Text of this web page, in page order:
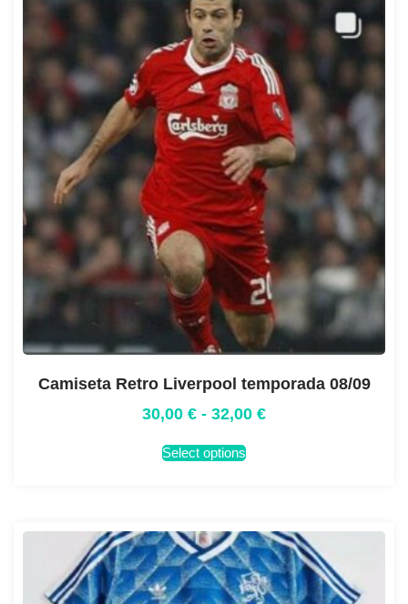
Camiseta Retro Liverpool temporada 08/09
30,00 € - 32,00 €
Select options